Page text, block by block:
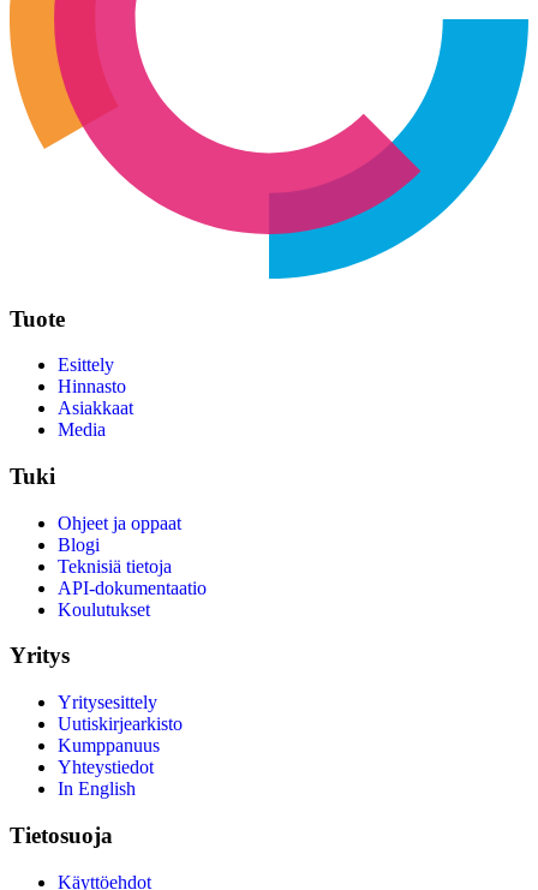
Tuote
Esittely
Hinnasto
Asiakkaat
Media
Tuki
Ohjeet ja oppaat
Blogi
Teknisiä tietoja
API-dokumentaatio
Koulutukset
Yritys
Yritysesittely
Uutiskirjearkisto
Kumppanuus
Yhteystiedot
In English
Tietosuoja
Käyttöehdot